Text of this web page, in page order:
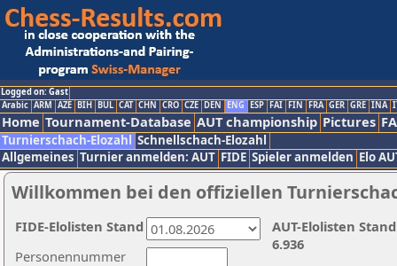
Logged on: Gast
Arabic ARM AZE BIH BUL CAT CHN CRO CZE DEN ENG ESP FAI FIN FRA GER GRE INA
Home Tournament-Database AUT championship Pictures
Turnierschach-Elozahl Schnellschach-Elozahl
Allgemeines Turnier anmelden: AUT FIDE Spieler anmelden Elo
Willkommen bei den offiziellen
Personennummer
AUT-Elolisten
6.936
FIDE-Elolisten Stand